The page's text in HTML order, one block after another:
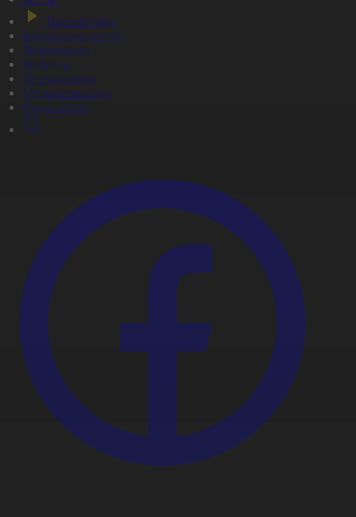
Тікелей эфир
Бағдарлама кестесі
Жаңалықтар
Жобалар
Телехикаялар
Мультсериалдар
Видеоархив